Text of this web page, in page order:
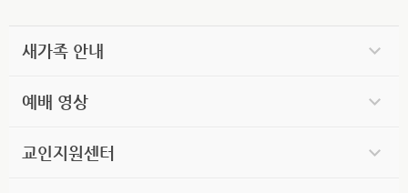
새가족 안내
예배 영상
교인지원센터